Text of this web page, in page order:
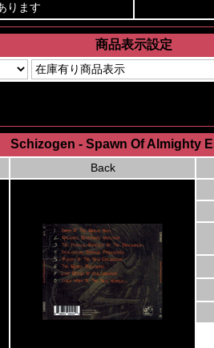
ります
商品表示設定
Schizogen - Spawn Of Almighty
Back